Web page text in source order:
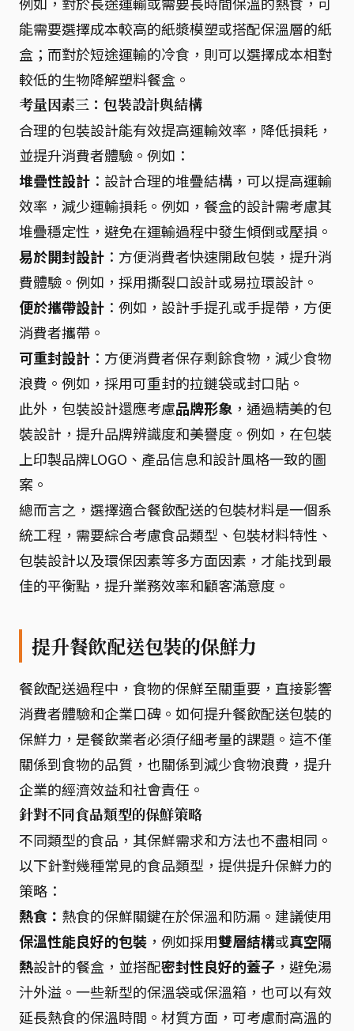
能需要選擇成本較高的紙漿模塑或搭配保溫層的紙
盒；而對於短途運輸的冷食，則可以選擇成本相對
較低的生物降解塑料餐盒。
考量因素三：包裝設計與結構
合理的包裝設計能有效提高運輸效率，降低損耗，
並提升消費者體驗。例如：
堆疊性設計 ：設計合理的堆疊結構，可以提高運輸
效率，減少運輸損耗。例如，餐盒的設計需考慮其
堆疊穩定性，避免在運輸過程中發生傾倒或壓損。
易於開封設計 ：方便消費者快速開啟包裝，提升消
費體驗。例如，採用撕裂口設計或易拉環設計。
便於攜帶設計 ：例如，設計手提孔或手提帶，方便
消費者攜帶。
可重封設計 ：方便消費者保存剩餘食物，減少食物
浪費。例如，採用可重封的拉鏈袋或封口貼。
此外，包裝設計還應考慮品牌形象 ，通過精美的包
裝設計，提升品牌辨識度和美譽度。例如，在包裝
上印製品牌LOGO、產品信息和設計風格一致的圖
案。
總而言之，選擇適合餐飲配送的包裝材料是一個系
統工程，需要綜合考慮食品類型、包裝材料特性、
包裝設計以及環保因素等多方面因素，才能找到最
佳的平衡點，提升業務效率和顧客滿意度。
提升餐飲配送包裝的保鮮力
餐飲配送過程中，食物的保鮮至關重要，直接影響
消費者體驗和企業口碑。如何提升餐飲配送包裝的
保鮮力，是餐飲業者必須仔細考量的課題。這不僅
關係到食物的品質，也關係到減少食物浪費，提升
企業的經濟效益和社會責任。
針對不同食品類型的保鮮策略
不同類型的食品，其保鮮需求和方法也不盡相同。
以下針對幾種常見的食品類型，提供提升保鮮力的
策略：
熱食： 熱食的保鮮關鍵在於保溫和防漏。建議使用
保溫性能良好的包裝 ，例如採用雙層結構或真空隔
熱設計的餐盒，並搭配密封性良好的蓋子 ，避免湯
汁外溢。一些新型的保溫袋或保溫箱，也可以有效
延長熱食的保溫時間。材質方面，可考慮耐高溫的